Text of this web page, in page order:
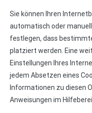
Sie können Ihren
automatisch oder
festlegen, dass
platziert werden. Eine
Einstellungen Ihres
jedem Absetzen eines
Informationen zu diesen
Anweisungen im